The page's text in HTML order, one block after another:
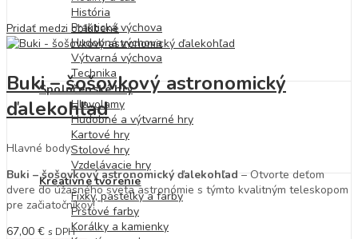
História
Praktická výchova
Hudobná výchova
Výtvarná výchova
Technika
Spoločenské hry
Hlavolamy
Hudobné a výtvarné hry
Kartové hry
Stolové hry
Vzdelávacie hry
Kreatívne tvorenie
Fixky, pastelky a farby
Prstové farby
Korálky a kamienky
Pridať medzi obľúbené
Buki – šošovkový astronomický
ďalekohľad
Hlavné body:
Buki – šošovkový astronomický ďalekohľad – Otvorte deťom
dvere do úžasného sveta astronómie s týmto kvalitným teleskopom
pre začiatočníkov!
67,00 € s DPH